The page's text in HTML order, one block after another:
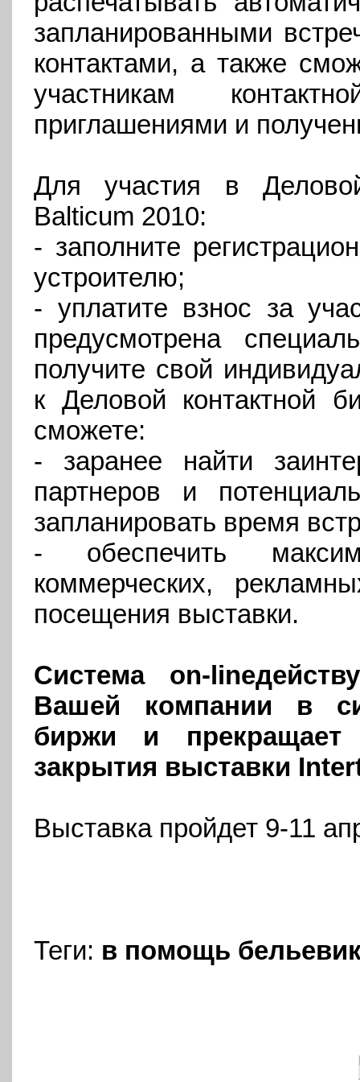
запланированными
контактами, а также
участникам
приглашениями и
Для участия в
Balticum 2010:
- заполните
устроителю;
- уплатите взнос за
предусмотрена
получите свой
к Деловой контактной
сможете:
- заранее найти
партнеров и
запланировать время
- обеспечить
коммерческих,
посещения выставки.
Система оn-line
Вашей компании в
биржи и прекращает
закрытия выставки
Выставка пройдет 9-11
Теги: в помощь